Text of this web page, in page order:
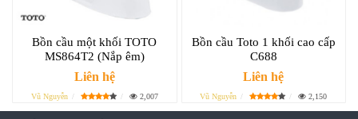
Bồn cầu một khối TOTO
MS864T2 (Nắp êm)
Liên hệ
Vũ Nguyễn 2,007
Bồn cầu Toto 1 khối cao cấp
C688
Liên hệ
Vũ Nguyễn 2,150